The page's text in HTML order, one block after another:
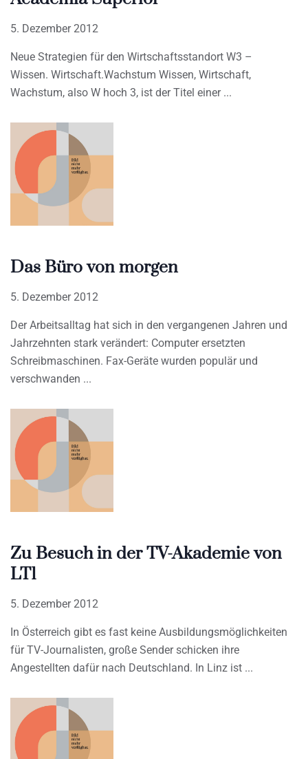
5. Dezember 2012
Neue Strategien für den Wirtschaftsstandort W3 –
Wissen. Wirtschaft.Wachstum Wissen, Wirtschaft,
Wachstum, also W hoch 3, ist der Titel einer
Das Büro von morgen
5. Dezember 2012
Der Arbeitsalltag hat sich in den vergangenen Jahren und
Jahrzehnten stark verändert: Computer ersetzten
Schreibmaschinen. Fax-Geräte wurden populär und
verschwanden
Zu Besuch in der TV-Akademie von
LT1
5. Dezember 2012
In Österreich gibt es fast keine Ausbildungsmöglichkeiten
für TV-Journalisten, große Sender schicken ihre
Angestellten dafür nach Deutschland. In Linz ist